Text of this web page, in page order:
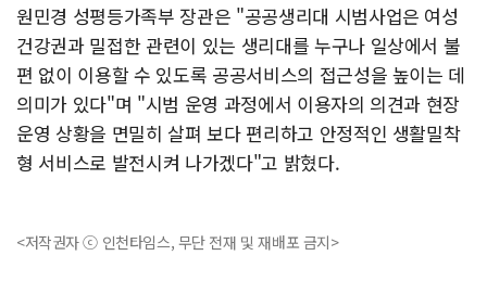
원민경 성평등가족부 장관은 "공공생리대 시범사업은 여성
건강권과 밀접한 관련이 있는 생리대를 누구나 일상에서 불
편 없이 이용할 수 있도록 공공서비스의 접근성을 높이는 데
의미가 있다"며 "시범 운영 과정에서 이용자의 의견과 현장
운영 상황을 면밀히 살펴 보다 편리하고 안정적인 생활밀착
형 서비스로 발전시켜 나가겠다"고 밝혔다.
<저작권자 ⓒ 인천타임스, 무단 전재 및 재배포 금지>